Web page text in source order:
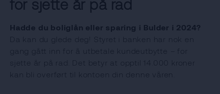
for sjette år på rad
Hadde du boliglån eller sparing i Bulder i 2024?
Da kan du glede deg! Styret i banken har nok en
gang gått inn for å utbetale kundeutbytte – for
sjette år på rad. Det betyr at opptil 14.000 kroner
kan bli overført til kontoen din denne våren.